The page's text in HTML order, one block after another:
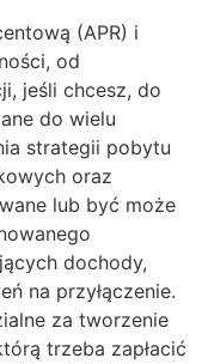
(APR) i
od
jeśli chcesz, do
do wielu
strategii pobytu
oraz
lub być może
dochody,
na przyłączenie.
za tworzenie
trzeba zapłacić